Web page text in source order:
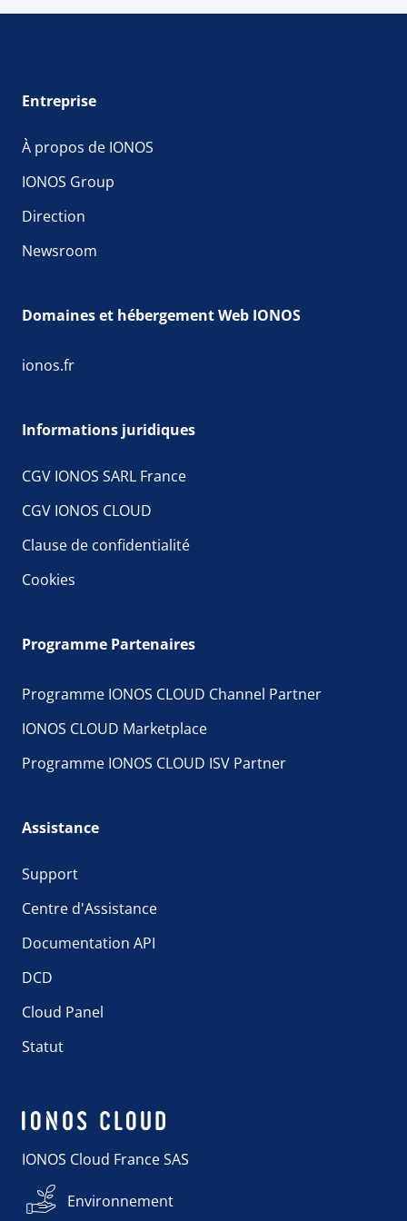
en bout pour vos projets.
Entreprise
À propos de IONOS
IONOS Group
Direction
Newsroom
Domaines et hébergement Web IONOS
ionos.fr
Informations juridiques
CGV IONOS SARL France
CGV IONOS CLOUD
Clause de confidentialité
Cookies
Programme Partenaires
Programme IONOS CLOUD Channel Partner
IONOS CLOUD Marketplace
Programme IONOS CLOUD ISV Partner
Assistance
Support
Centre d'Assistance
Documentation API
DCD
Cloud Panel
Statut
IONOS Cloud France SAS
Environnement